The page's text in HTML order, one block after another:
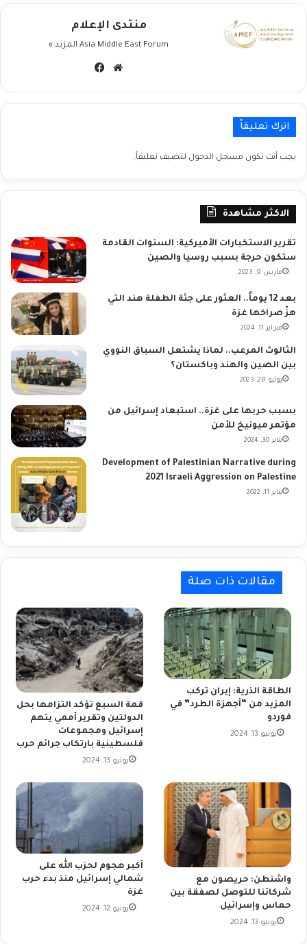
منتدى الإعلام
Asia Middle East Forum المزيد »
موقع
اترك تعليقاً
يجب أنت تكون مسجل الدخول لتضيف تعليقاً.
الاكثر مشاهدة
تقرير الاستخبارات الأميركية: السنوات القادمة
ستكون حرجة بسبب روسيا والصين
مارس 9, 2023
بعد 12 يوماً.. العثور على جثة الطفلة هند التي
هزّ صراخها غزة
فبراير 11, 2024
الثالوث المرعب.. لماذا يشتعل السباق النووي
بين الصين والهند وباكستان؟
يوليو 28, 2023
بسبب حربها على غزة.. استبعاد إسرائيل من
مؤتمر ميونيخ للأمن
يناير 30, 2024
Development of Palestinian Narrative during
2021 Israeli Aggression on Palestine
يناير 11, 2022
مقالات ذات صلة
الطاقة الذرية: إيران تركب
المزيد من “أجهزة الطرد” في
فوردو
يونيو 13, 2024
قمة السبع تؤكد التزامها بحل
الدولتين وتقرير أممي يتهم
إسرائيل ومجموعات
فلسطينية بارتكاب جرائم حرب
يونيو 13, 2024
واشنطن: حريصون مع
شركائنا للتوصل لصفقة بين
حماس وإسرائيل
يونيو 13, 2024
أكبر هجوم لحزب الله على
شمالي إسرائيل منذ بدء حرب
غزة
يونيو 12, 2024